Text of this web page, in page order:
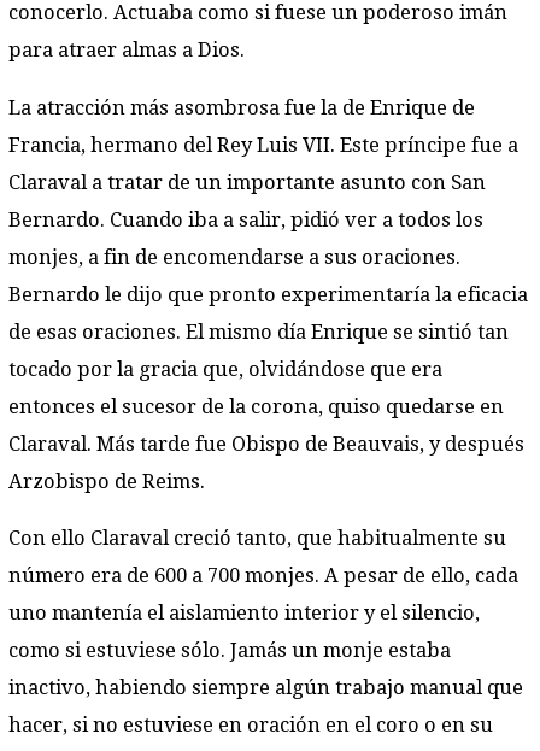
conocerlo. Actuaba como si fuese un poderoso imán
para atraer almas a Dios.
La atracción más asombrosa fue la de Enrique de
Francia, hermano del Rey Luis VII. Este príncipe fue a
Claraval a tratar de un importante asunto con San
Bernardo. Cuando iba a salir, pidió ver a todos los
monjes, a fin de encomendarse a sus oraciones.
Bernardo le dijo que pronto experimentaría la eficacia
de esas oraciones. El mismo día Enrique se sintió tan
tocado por la gracia que, olvidándose que era
entonces el sucesor de la corona, quiso quedarse en
Claraval. Más tarde fue Obispo de Beauvais, y después
Arzobispo de Reims.
Con ello Claraval creció tanto, que habitualmente su
número era de 600 a 700 monjes. A pesar de ello, cada
uno mantenía el aislamiento interior y el silencio,
como si estuviese sólo. Jamás un monje estaba
inactivo, habiendo siempre algún trabajo manual que
hacer, si no estuviese en oración en el coro o en su